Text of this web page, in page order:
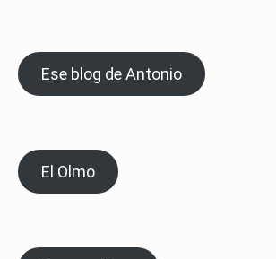
Ese blog de Antonio
El Olmo